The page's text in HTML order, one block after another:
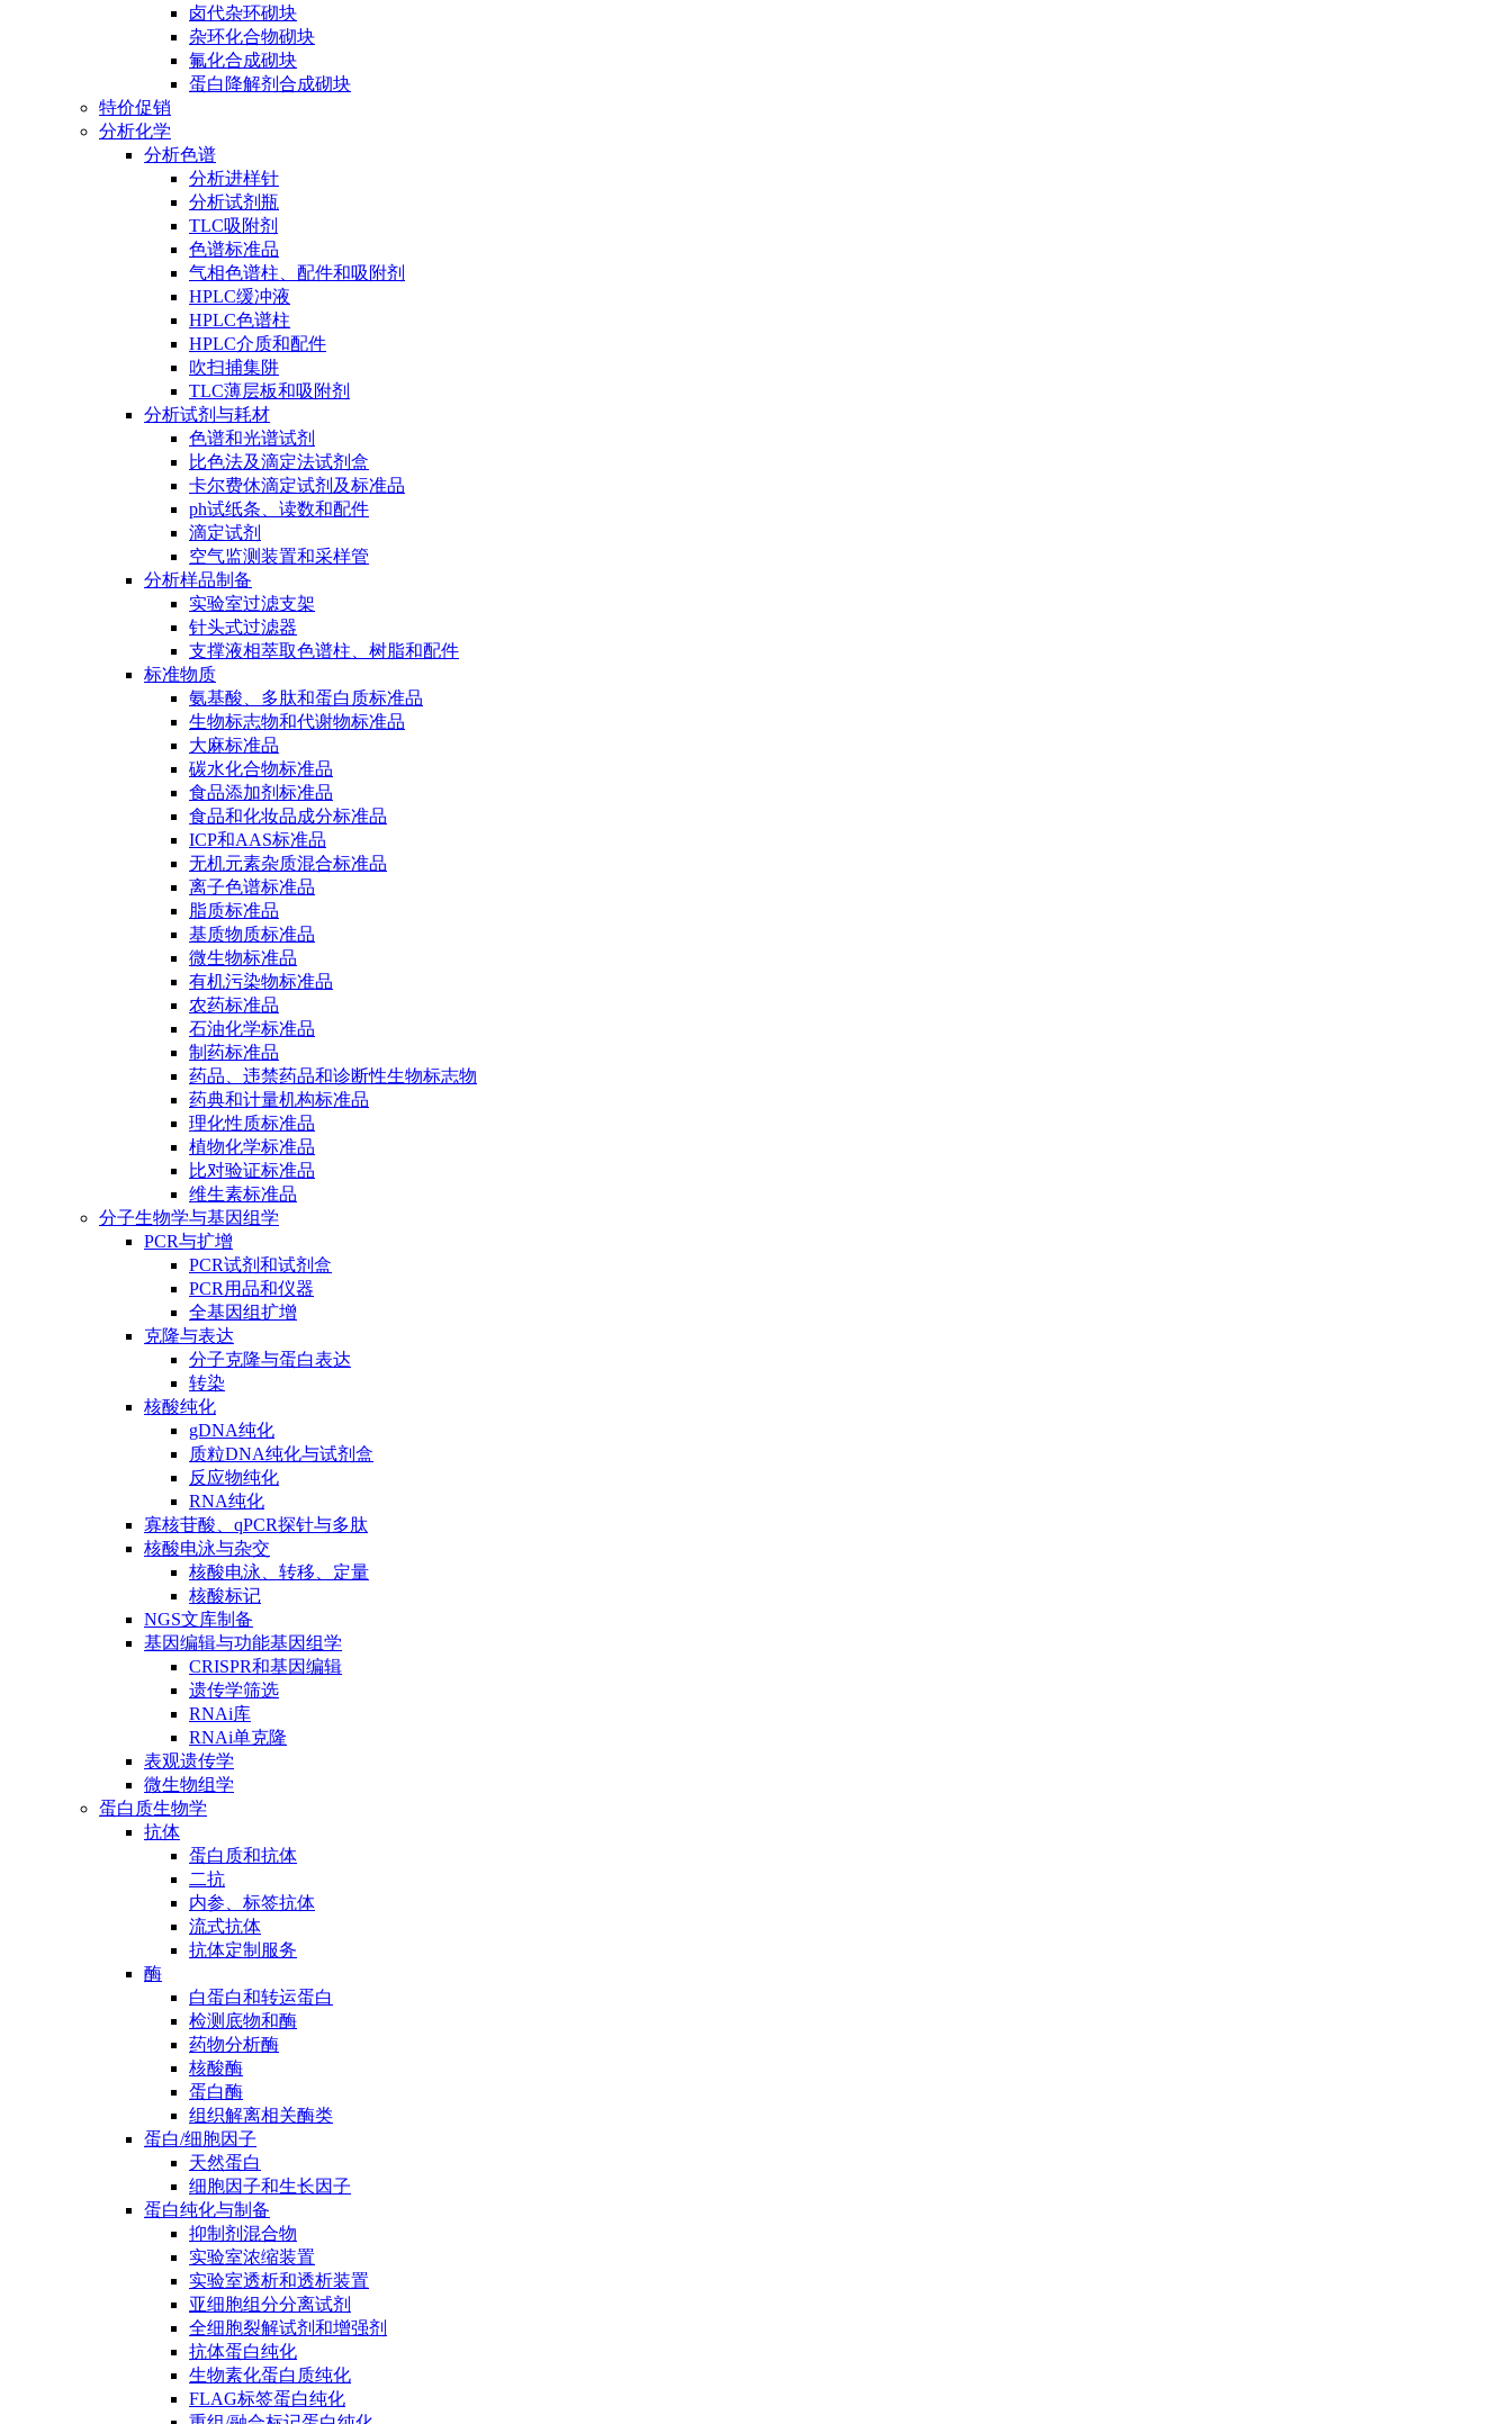
卤代杂环砌块
杂环化合物砌块
氟化合成砌块
蛋白降解剂合成砌块
特价促销
分析化学
分析色谱
分析进样针
分析试剂瓶
TLC吸附剂
色谱标准品
气相色谱柱、配件和吸附剂
HPLC缓冲液
HPLC色谱柱
HPLC介质和配件
吹扫捕集阱
TLC薄层板和吸附剂
分析试剂与耗材
色谱和光谱试剂
比色法及滴定法试剂盒
卡尔费休滴定试剂及标准品
ph试纸条、读数和配件
滴定试剂
空气监测装置和采样管
分析样品制备
实验室过滤支架
针头式过滤器
支撑液相萃取色谱柱、树脂和配件
标准物质
氨基酸、多肽和蛋白质标准品
生物标志物和代谢物标准品
大麻标准品
碳水化合物标准品
食品添加剂标准品
食品和化妆品成分标准品
ICP和AAS标准品
无机元素杂质混合标准品
离子色谱标准品
脂质标准品
基质物质标准品
微生物标准品
有机污染物标准品
农药标准品
石油化学标准品
制药标准品
药品、违禁药品和诊断性生物标志物
药典和计量机构标准品
理化性质标准品
植物化学标准品
比对验证标准品
维生素标准品
分子生物学与基因组学
PCR与扩增
PCR试剂和试剂盒
PCR用品和仪器
全基因组扩增
克隆与表达
分子克隆与蛋白表达
转染
核酸纯化
gDNA纯化
质粒DNA纯化与试剂盒
反应物纯化
RNA纯化
寡核苷酸、qPCR探针与多肽
核酸电泳与杂交
核酸电泳、转移、定量
核酸标记
NGS文库制备
基因编辑与功能基因组学
CRISPR和基因编辑
遗传学筛选
RNAi库
RNAi单克隆
表观遗传学
微生物组学
蛋白质生物学
抗体
蛋白质和抗体
二抗
内参、标签抗体
流式抗体
抗体定制服务
酶
白蛋白和转运蛋白
检测底物和酶
药物分析酶
核酸酶
蛋白酶
组织解离相关酶类
蛋白/细胞因子
天然蛋白
细胞因子和生长因子
蛋白纯化与制备
抑制剂混合物
实验室浓缩装置
实验室透析和透析装置
亚细胞组分分离试剂
全细胞裂解试剂和增强剂
抗体蛋白纯化
生物素化蛋白质纯化
FLAG标签蛋白纯化